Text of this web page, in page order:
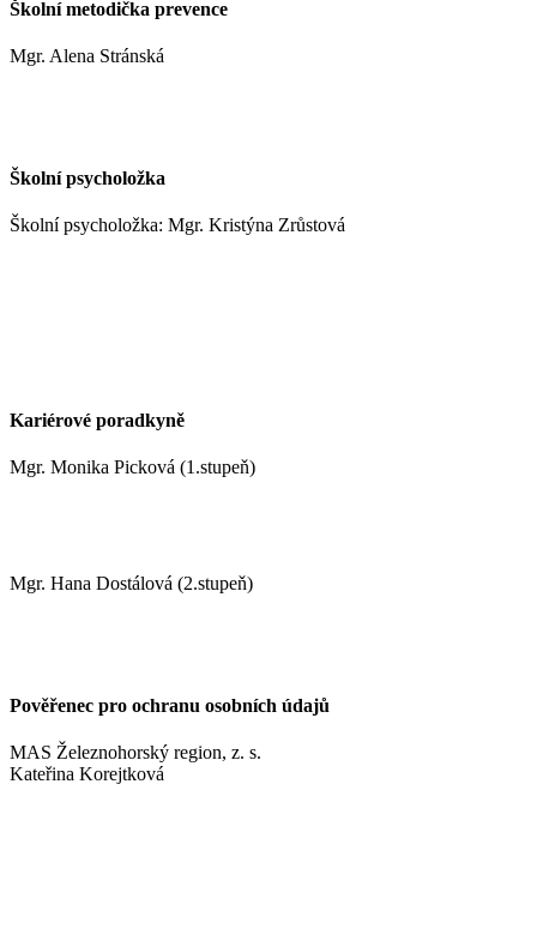
Školní metodička prevence
Mgr. Alena Stránská
Školní psycholožka
Školní psycholožka: Mgr. Kristýna Zrůstová
Kariérové poradkyně
Mgr. Monika Picková (1.stupeň)
Mgr. Hana Dostálová (2.stupeň)
Pověřenec pro ochranu osobních údajů
MAS Železnohorský region, z. s.
Kateřina Korejtková